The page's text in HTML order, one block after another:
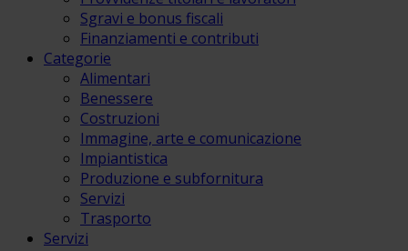
Sgravi e bonus fiscali
Finanziamenti e contributi
Categorie
Alimentari
Benessere
Costruzioni
Immagine, arte e comunicazione
Impiantistica
Produzione e subfornitura
Servizi
Trasporto
Servizi